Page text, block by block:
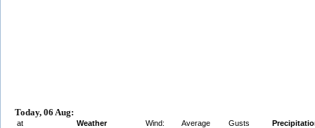
Today, 06 Aug:
at Weather Wind: Average Gusts